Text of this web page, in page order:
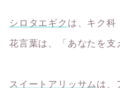
シロタエギク は、キク科
花言葉は、「あなたを支
スイートアリッサム は、